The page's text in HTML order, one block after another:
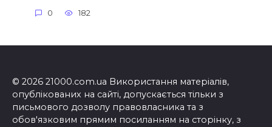
0 182
© 2026 21000.com.ua Використання матеріалів,
опублікованих на сайті, допускається тільки з
письмового дозволу правовласника та з
обов'язковим прямим посиланням на сторінку, з